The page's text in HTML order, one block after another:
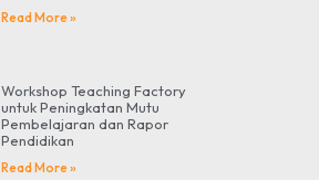
Read More »
Workshop Teaching Factory
untuk Peningkatan Mutu
Pembelajaran dan Rapor
Pendidikan
Read More »